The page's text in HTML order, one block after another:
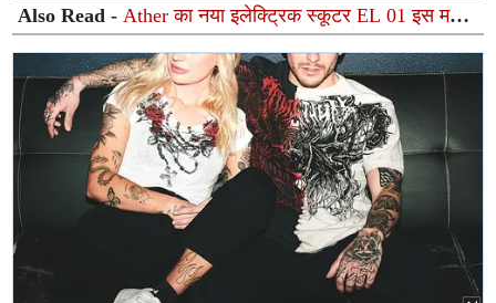
Also Read -Ather का नया इलेक्ट्रिक स्कूटर EL 01 इस महीने
हो सकता है लॉन्च, जानें संभावित डिजाइन, फीचर्स और कीमत